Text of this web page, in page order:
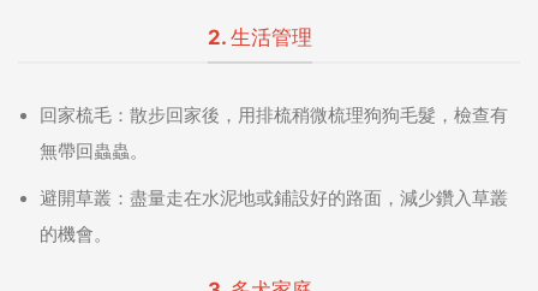
2. 生活管理
回家梳毛：散步回家後，用排梳稍微梳理狗狗毛髮，檢查有
無帶回蟲蟲。
避開草叢：盡量走在水泥地或鋪設好的路面，減少鑽入草叢
的機會。